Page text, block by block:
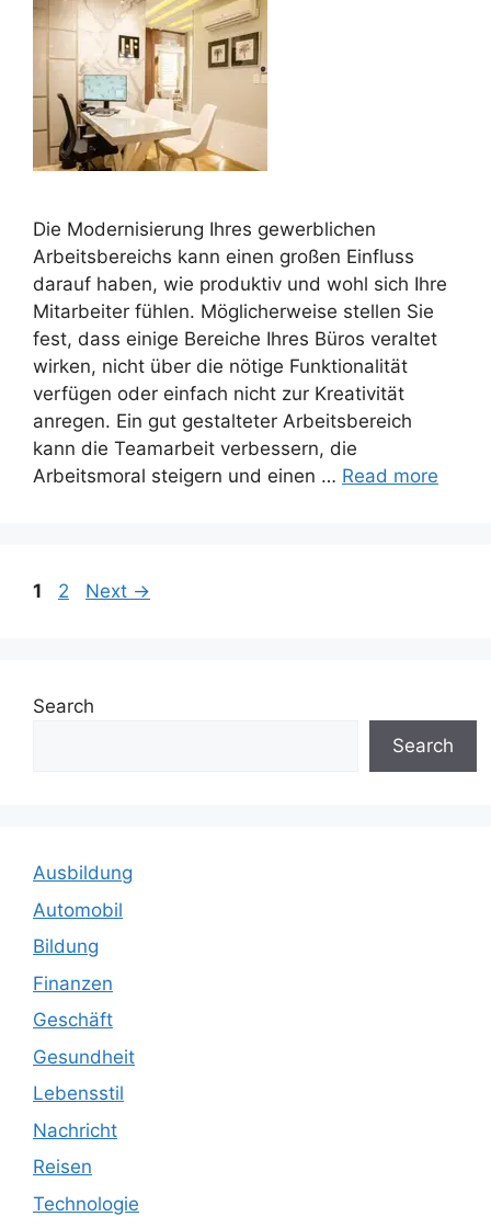
Die Modernisierung Ihres gewerblichen
Arbeitsbereichs kann einen großen Einfluss
darauf haben, wie produktiv und wohl sich Ihre
Mitarbeiter fühlen. Möglicherweise stellen Sie
fest, dass einige Bereiche Ihres Büros veraltet
wirken, nicht über die nötige Funktionalität
verfügen oder einfach nicht zur Kreativität
anregen. Ein gut gestalteter Arbeitsbereich
kann die Teamarbeit verbessern, die
Arbeitsmoral steigern und einen … Read more
Page
1 Page
2 Next →
Search
Search
Ausbildung
Automobil
Bildung
Finanzen
Geschäft
Gesundheit
Lebensstil
Nachricht
Reisen
Technologie